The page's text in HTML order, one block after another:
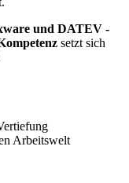
und DATEV -
setzt sich
Arbeitswelt